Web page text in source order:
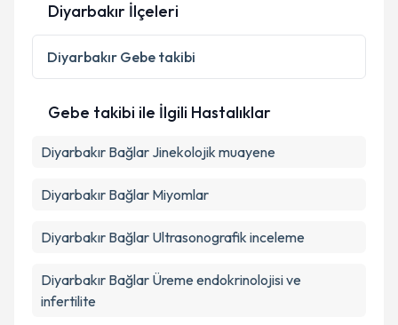
Kişisel verilerimin işlenmesine ilişkinAydınlatma
Metni
'ni okudum ve kişisel verilerimin belirtilen
kapsamda işlenmesini kabul ediyorum.
Takvim Talebini Gönder
Diyarbakır İlçeleri
Diyarbakır Gebe takibi
Gebe takibi ile İlgili Hastalıklar
Diyarbakır Bağlar Jinekolojik muayene
Diyarbakır Bağlar Miyomlar
Diyarbakır Bağlar Ultrasonografik inceleme
Diyarbakır Bağlar Üreme endokrinolojisi ve
infertilite